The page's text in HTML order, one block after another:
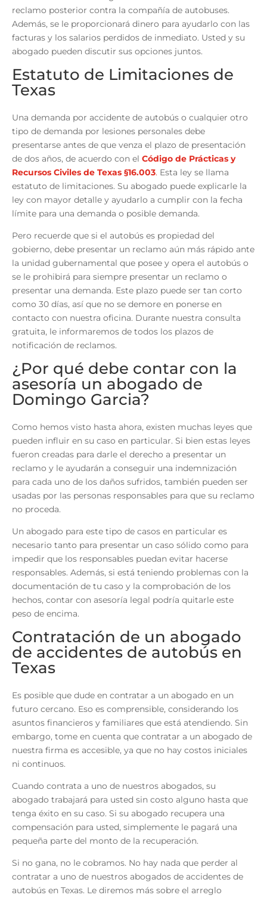
reclamo posterior contra la compañía de autobuses.
Además, se le proporcionará dinero para ayudarlo con las
facturas y los salarios perdidos de inmediato. Usted y su
abogado pueden discutir sus opciones juntos.
Estatuto de Limitaciones de
Texas
Una demanda por accidente de autobús o cualquier otro
tipo de demanda por lesiones personales debe
presentarse antes de que venza el plazo de presentación
de dos años, de acuerdo con el Código de Prácticas y
Recursos Civiles de Texas §16.003. Esta ley se llama
estatuto de limitaciones. Su abogado puede explicarle la
ley con mayor detalle y ayudarlo a cumplir con la fecha
límite para una demanda o posible demanda.
Pero recuerde que si el autobús es propiedad del
gobierno, debe presentar un reclamo aún más rápido ante
la unidad gubernamental que posee y opera el autobús o
se le prohibirá para siempre presentar un reclamo o
presentar una demanda. Este plazo puede ser tan corto
como 30 días, así que no se demore en ponerse en
contacto con nuestra oficina. Durante nuestra consulta
gratuita, le informaremos de todos los plazos de
notificación de reclamos.
¿Por qué debe contar con la
asesoría un abogado de
Domingo Garcia?
Como hemos visto hasta ahora, existen muchas leyes que
pueden influir en su caso en particular. Si bien estas leyes
fueron creadas para darle el derecho a presentar un
reclamo y le ayudarán a conseguir una indemnización
para cada uno de los daños sufridos, también pueden ser
usadas por las personas responsables para que su reclamo
no proceda.
Un abogado para este tipo de casos en particular es
necesario tanto para presentar un caso sólido como para
impedir que los responsables puedan evitar hacerse
responsables. Además, si está teniendo problemas con la
documentación de tu caso y la comprobación de los
hechos, contar con asesoría legal podría quitarle este
peso de encima.
Contratación de un abogado
de accidentes de autobús en
Texas
Es posible que dude en contratar a un abogado en un
futuro cercano. Eso es comprensible, considerando los
asuntos financieros y familiares que está atendiendo. Sin
embargo, tome en cuenta que contratar a un abogado de
nuestra firma es accesible, ya que no hay costos iniciales
ni continuos.
Cuando contrata a uno de nuestros abogados, su
abogado trabajará para usted sin costo alguno hasta que
tenga éxito en su caso. Si su abogado recupera una
compensación para usted, simplemente le pagará una
pequeña parte del monto de la recuperación.
Si no gana, no le cobramos. No hay nada que perder al
contratar a uno de nuestros abogados de accidentes de
autobús en Texas. Le diremos más sobre el arreglo